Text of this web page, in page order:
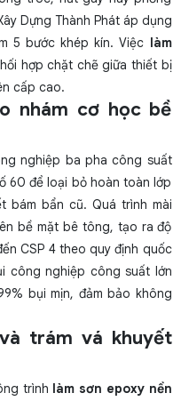
Dựng Thành Phát áp dụng
5 bước khép kín. Việc làm
hợp chặt chẽ giữa thiết bị
cấp cao.
nhám cơ học bề
nghiệp ba pha công suất
60 để loại bỏ hoàn toàn lớp
bám bẩn cũ. Quá trình mài
bề mặt bê tông, tạo ra độ
CSP 4 theo quy định quốc
công nghiệp công suất lớn
bụi mịn, đảm bảo không
trám vá khuyết
trình làm sơn epoxy nền